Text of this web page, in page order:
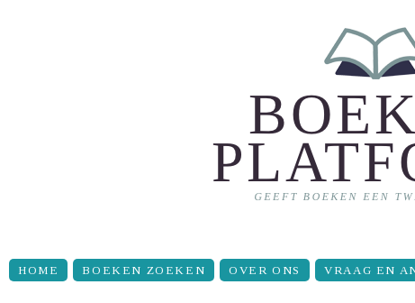
HOME BOEKEN ZOEKEN OVER ONS VRAAG EN